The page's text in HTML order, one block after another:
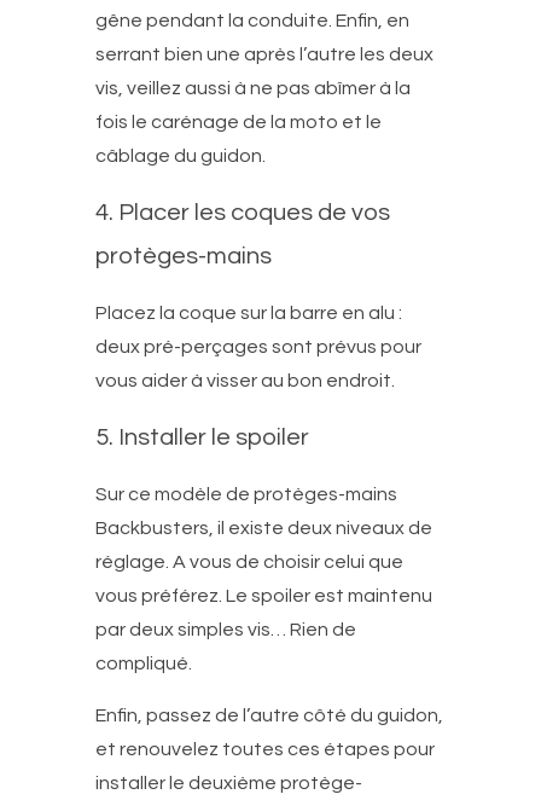
gêne pendant la conduite. Enfin, en
serrant bien une après l’autre les deux
vis, veillez aussi à ne pas abîmer à la
fois le carénage de la moto et le
câblage du guidon.
4. Placer les coques de vos
protèges-mains
Placez la coque sur la barre en alu :
deux pré-perçages sont prévus pour
vous aider à visser au bon endroit.
5. Installer le spoiler
Sur ce modèle de protèges-mains
Backbusters, il existe deux niveaux de
réglage. A vous de choisir celui que
vous préférez. Le spoiler est maintenu
par deux simples vis… Rien de
compliqué.
Enfin, passez de l’autre côté du guidon,
et renouvelez toutes ces étapes pour
installer le deuxième protège-